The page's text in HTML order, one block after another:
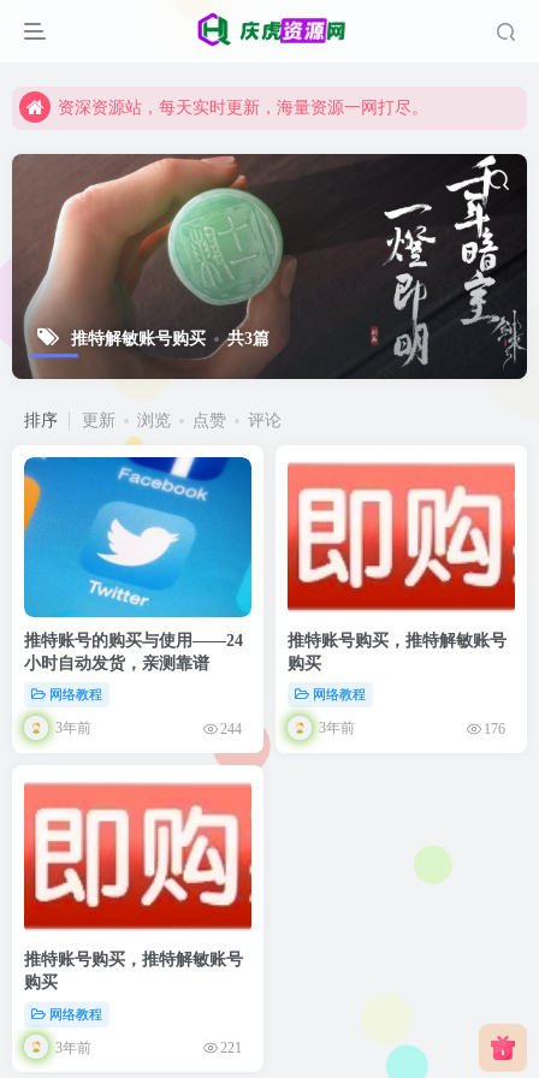
资深资源站，每天实时更新，海量资源一网打尽。
资深资源站，每天实时更新，海量资源一网打尽。
推特解敏账号购买 共3篇
排序 更新 浏览 点赞 评论
推特账号的购买与使用——24
小时自动发货，亲测靠谱
网络教程
3年前 244
推特账号购买，推特解敏账号
购买
网络教程
3年前 176
推特账号购买，推特解敏账号
购买
网络教程
3年前 221